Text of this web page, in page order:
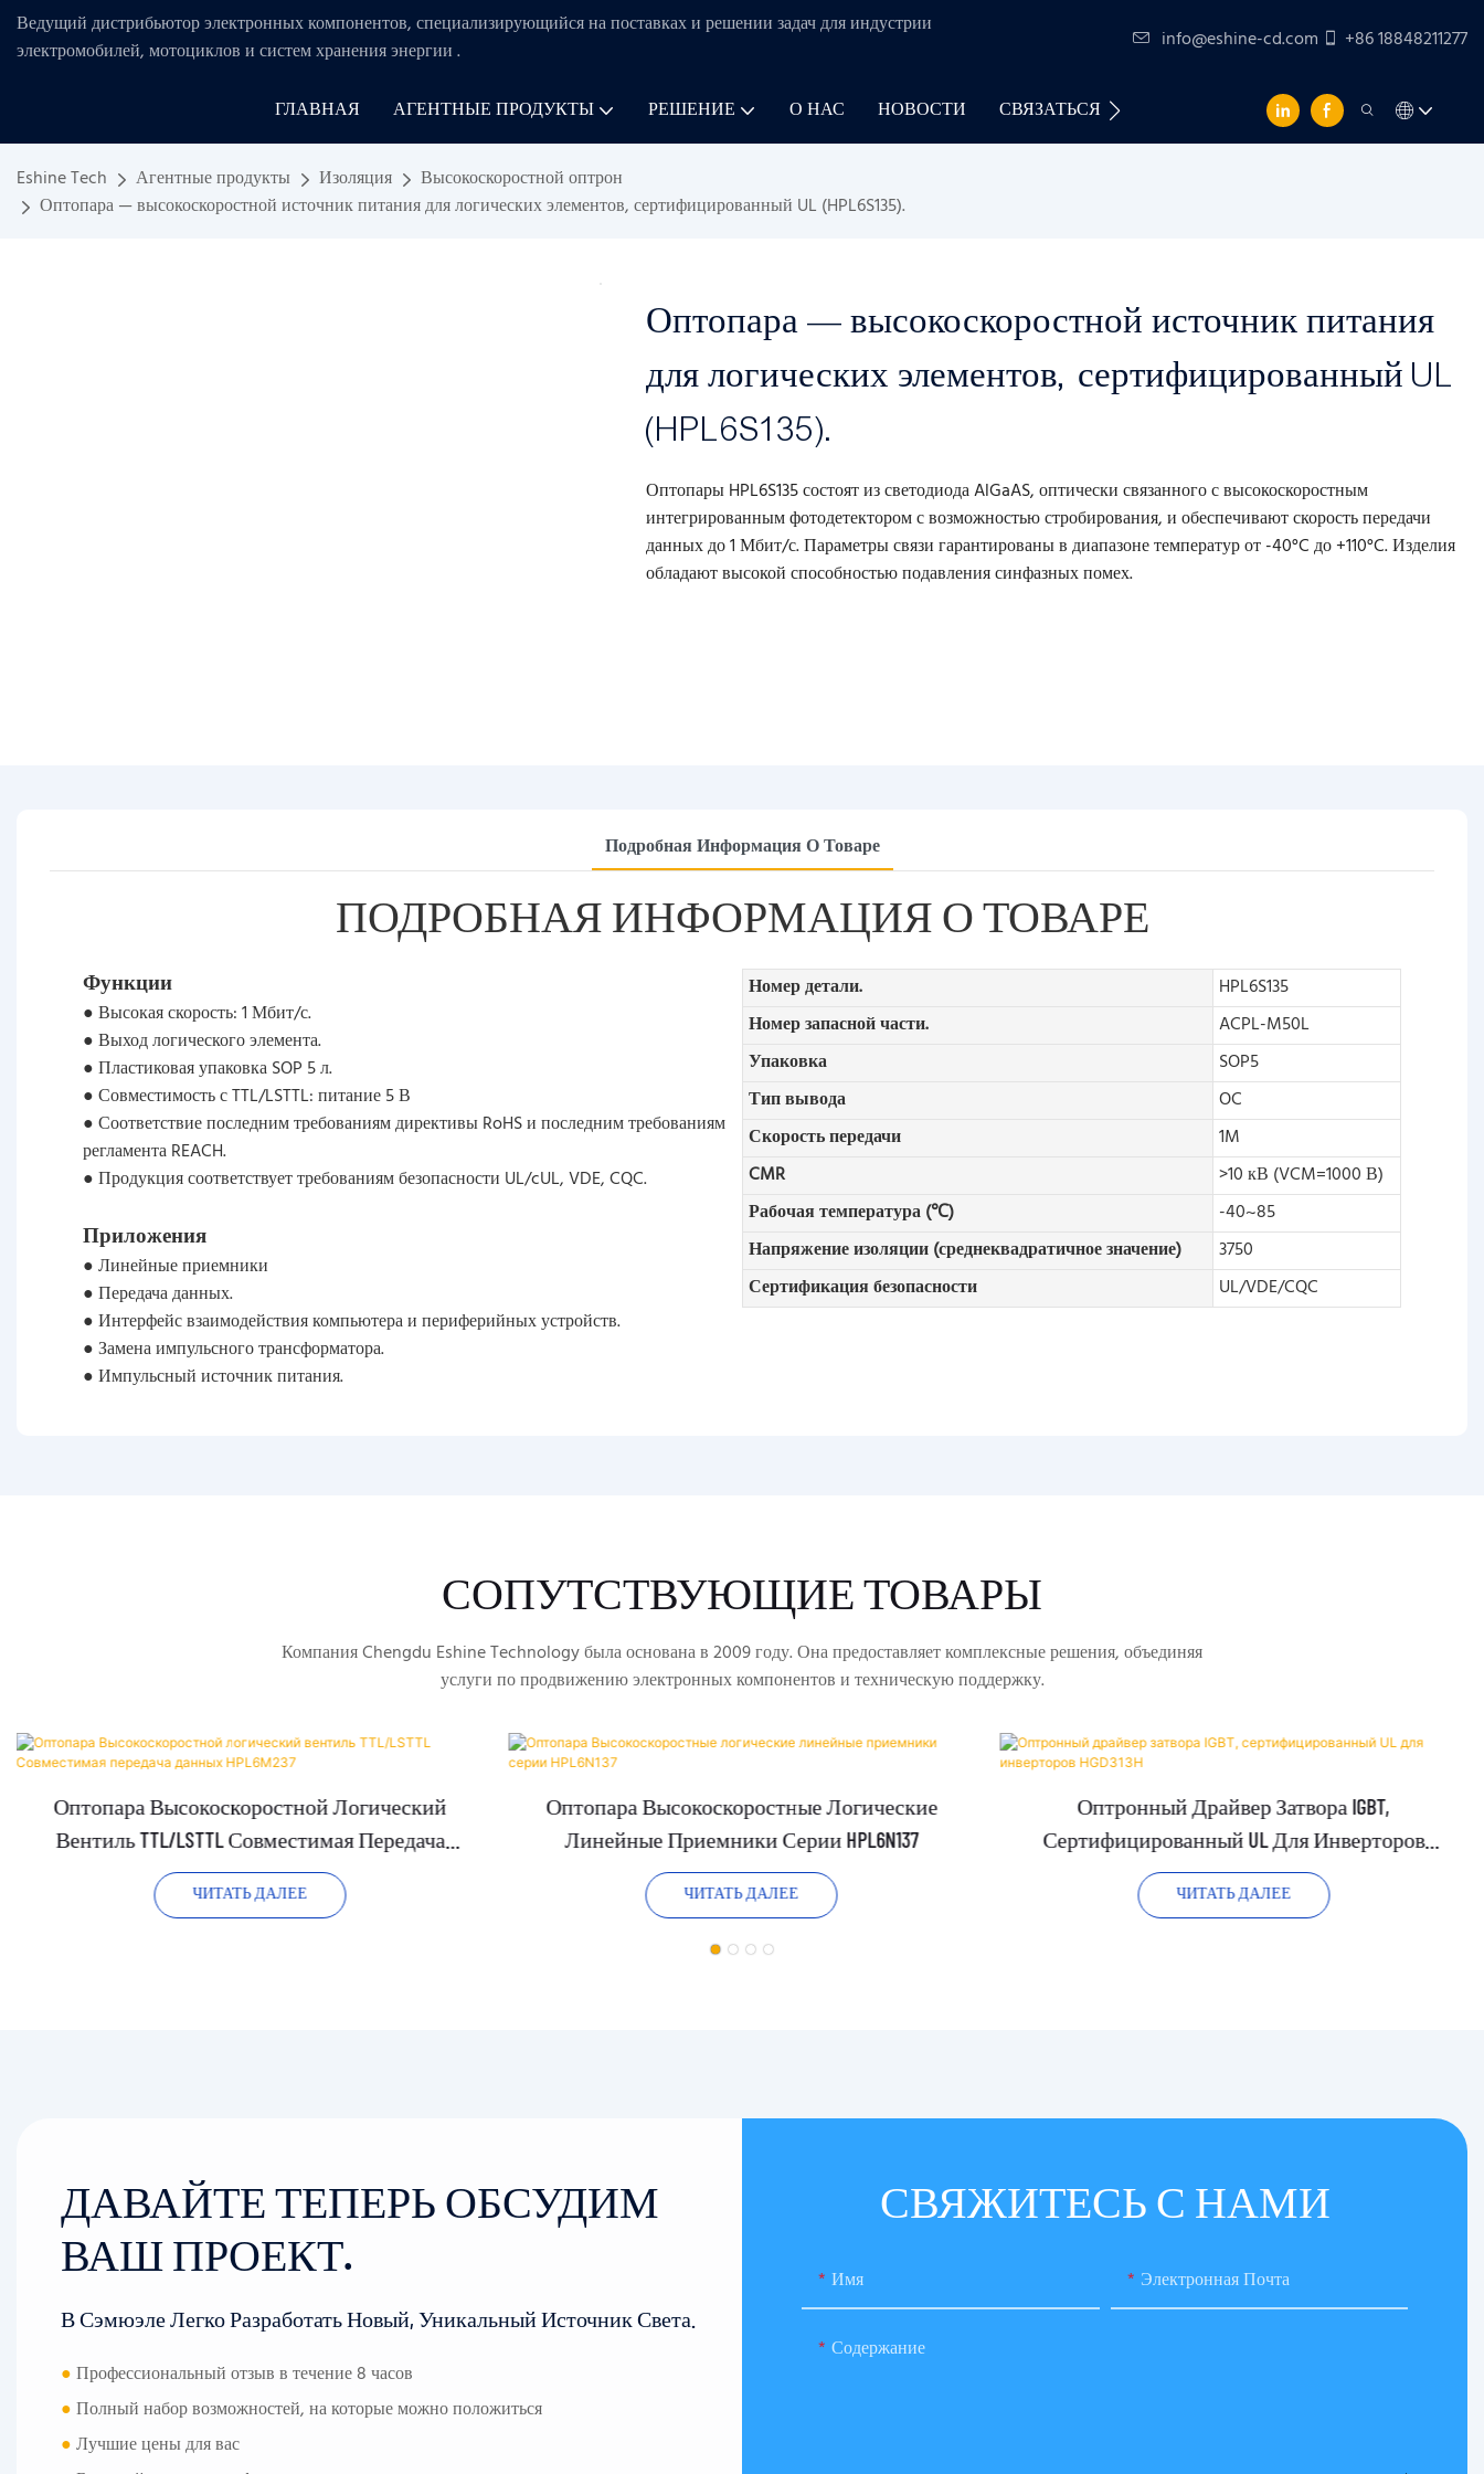
Ведущий дистрибьютор электронных компонентов, специализирующийся на поставках и решении задач дляиндустрии
электромобилей, мотоциклов и систем хранения энергии. info@eshine-cd.com +86 18848211277
ГЛАВНАЯ АГЕНТНЫЕ ПРОДУКТЫ РЕШЕНИЕ О НАС НОВОСТИ СВЯЗАТЬСЯ С НАМИ
Eshine Tech Агентные продукты Изоляция
Высокоскоростной оптрон
Оптопара — высокоскоростной источник питания для логических элементов, сертифицированный UL (HPL6S135).
Оптопара — высокоскоростной источник питания
для логических элементов, сертифицированный UL
(HPL6S135).
Оптопары HPL6S135 состоят из светодиода AlGaAS, оптически связанного с высокоскоростным
интегрированным фотодетектором с возможностью стробирования, и обеспечивают скорость передачи
данных до 1 Мбит/с. Параметры связи гарантированы в диапазоне температур от -40°C до +110°C. Изделия
обладают высокой способностью подавления синфазных помех.
Подробная Информация О Товаре
ПОДРОБНАЯ ИНФОРМАЦИЯ О ТОВАРЕ
Функции
● Высокая скорость: 1 Мбит/с.
● Выход логического элемента.
● Пластиковая упаковка SOP 5 л.
● Совместимость с TTL/LSTTL: питание 5 В
● Соответствие последним требованиям директивы RoHS и последним требованиям
регламента REACH.
● Продукция соответствует требованиям безопасности UL/cUL, VDE, CQC.
Приложения
● Линейные приемники
● Передача данных.
● Интерфейс взаимодействия компьютера и периферийных устройств.
● Замена импульсного трансформатора.
● Импульсный источник питания.
Номер детали.
HPL6S135
Номер запасной части.
ACPL-M50L
Упаковка
SOP5
Тип вывода
OC
Скорость передачи
1M
CMR
>10 кВ (VCM=1000 В)
Рабочая температура (℃)
-40~85
Напряжение изоляции (среднеквадратичное значение)
3750
Сертификация безопасности
UL/VDE/CQC
СОПУТСТВУЮЩИЕ ТОВАРЫ
Компания Chengdu Eshine Technology была основана в 2009 году. Она предоставляет комплексные решения, объединяя
услуги по продвижению электронных компонентов и техническую поддержку.
Оптопара Высокоскоростной Логический
Вентиль TTL/LSTTL Совместимая Передача
Данных HPL6M237
ЧИТАТЬ ДАЛЕЕ
Оптопара Высокоскоростные Логические
Линейные Приемники Серии HPL6N137
ЧИТАТЬ ДАЛЕЕ
Оптронный Драйвер Затвора IGBT,
Сертифицированный UL Для Инверторов
HGD313H
ЧИТАТЬ ДАЛЕЕ
ДАВАЙТЕ ТЕПЕРЬ ОБСУДИМ
ВАШ ПРОЕКТ.
В Сэмюэле Легко Разработать Новый, Уникальный Источник Света.
●Профессиональный отзыв в течение 8 часов
●Полный набор возможностей, на которые можно положиться
●Лучшие цены для вас
СВЯЖИТЕСЬ С НАМИ
Имя Электронная Почта
Содержание